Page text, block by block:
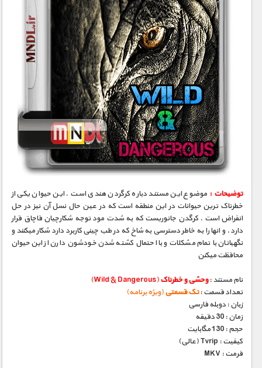
علم و فناوری
فرهنگ / هنر
کیهان / نجوم
گردشگری
ماورایی
مسابقات / ورزشی
مستند های اختصاصی
توضیحات : موضوع این مستند دباره کرگردن هندی است . این حیوان یکی از
خطرناک ترین حیوانات در این منطقه است که در عین حال نسل آن نیز در حل
انقراض است . کرگدن جانوریست که به شدت مود توجه شکارچیان قاچاق قرار
دارد . و انها را به خاطر دسترسی به شاخ که در طب چینی کاربرد دارد شکار میکنند و
نگهبانان با تمام مشکلات و با احتمال کشته شدن خودشون دارن از این حیوان
محافظت میکنن
نام مستند :وحشی و خطرناک(Wild & Dangerous)
تعداد قسمت :تک قسمتی(ویژه برنامه)
زبان : دوبله فارسی
زمان : 30 دقیقه
حجم : 130 مگابایت
کیفیت : Tvrip (عالی)
فرمت : MKV